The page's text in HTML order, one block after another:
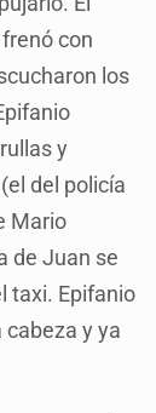
con
los
y
del policía
Mario
de Juan se
taxi. Epifanio
y ya